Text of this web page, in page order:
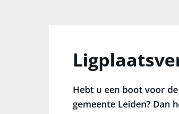
Hebt u een boot voor
gemeente Leiden? Dan